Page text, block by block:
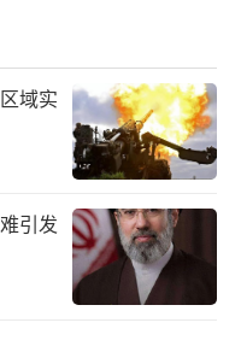
域实
引发